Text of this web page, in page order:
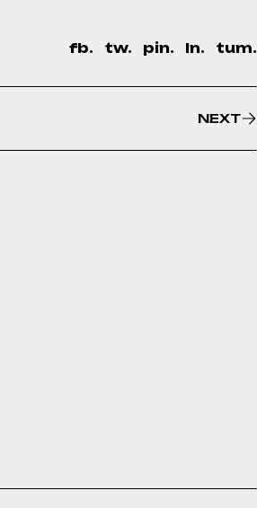
fb. tw. pin. ln. tum.
NEXT